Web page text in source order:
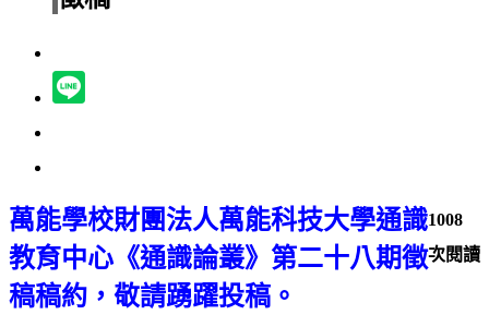
1008
次閱讀
萬能學校財團法人萬能科技大學通識
教育中心《通識論叢》第二十八期徵
稿稿約，敬請踴躍投稿。